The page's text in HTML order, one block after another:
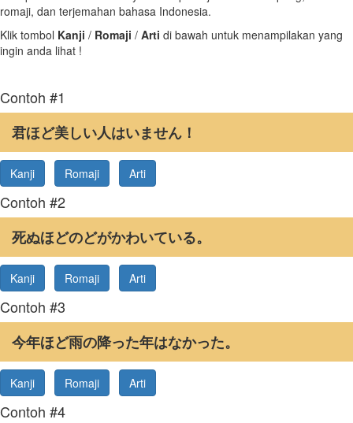
romaji, dan terjemahan bahasa Indonesia.
Klik tombol Kanji / Romaji / Arti di bawah untuk menampilakan yang
ingin anda lihat !
Contoh #1
君ほど美しい人はいません！
Kanji Romaji Arti
Contoh #2
死ぬほどのどがかわいている。
Kanji Romaji Arti
Contoh #3
今年ほど雨の降った年はなかった。
Kanji Romaji Arti
Contoh #4